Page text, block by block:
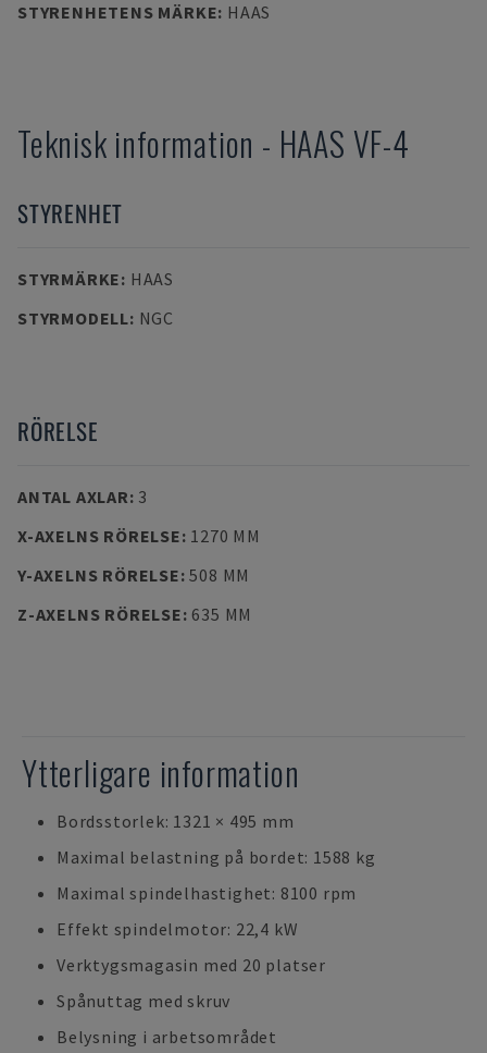
STYRENHETENS MÄRKE: HAAS
Teknisk information - HAAS VF-4
STYRENHET
STYRMÄRKE: HAAS
STYRMODELL: NGC
RÖRELSE
ANTAL AXLAR: 3
X-AXELNS RÖRELSE: 1270 MM
Y-AXELNS RÖRELSE:508 MM
Z-AXELNS RÖRELSE: 635 MM
Ytterligare information
Bordsstorlek: 1321 × 495 mm
Maximal belastning på bordet: 1588 kg
Maximal spindelhastighet: 8100 rpm
Effekt spindelmotor: 22,4 kW
Verktygsmagasin med 20 platser
Spånuttag med skruv
Belysning i arbetsområdet